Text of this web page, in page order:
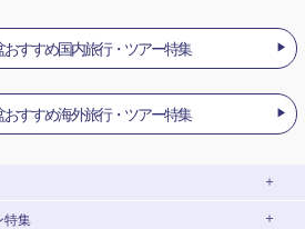
すすめ国内旅行・ツアー特集
すすめ海外旅行・ツアー特集
特集